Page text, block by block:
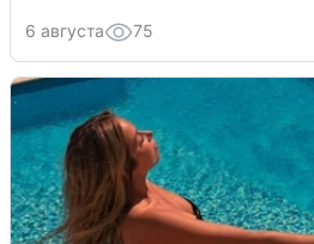
6 августа 75